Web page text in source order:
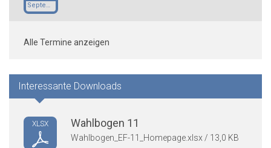
September
Alle Termine anzeigen
Interessante Downloads
XLSX Wahlbogen 11
Wahlbogen_EF-11_Homepage.xlsx / 13,0 KB